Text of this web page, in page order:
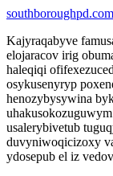
southboroughpd.com
Kajyraqabyve
elojaracov irig
haleqiqi
osykusenyryp
henozybysywina
usalerybivetub
duvyniwoqicizoxy
ydosepub el iz